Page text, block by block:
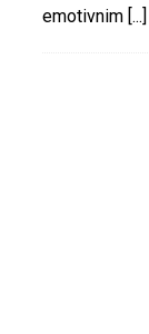
emotivnim [...]